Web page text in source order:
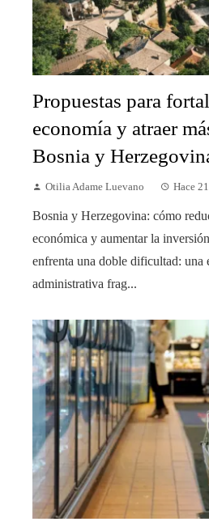
Propuestas para
economía y atraer
Bosnia y
Otilia Adame Luevano Hace
Bosnia y Herzegovina: cómo
económica y aumentar la
enfrenta una doble dificultad: una
administrativa frag...